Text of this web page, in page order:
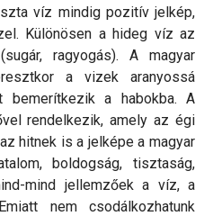
víz mindig pozitív jelkép,
Különösen a hideg víz az
ragyogás). A magyar
a vizek aranyossá
bemerítkezik a habokba. A
rendelkezik, amely az égi
hitnek is a jelképe a magyar
boldogság, tisztaság,
mind jellemzőek a víz, a
nem csodálkozhatunk